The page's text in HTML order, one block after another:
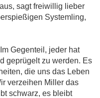
sagt freiwillig lieber
Systemling,
Gegenteil, jeder hat
geprügelt zu werden. Es
die uns das Leben
verzeihen Miller das
schwarz, es bleibt